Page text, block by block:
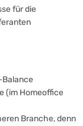
für die
(im Homeoffice
Branche, denn